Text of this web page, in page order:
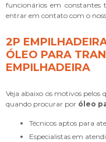
funcionários em constantes
entrar em contato com o
2P
ÓLEO PARA
EMPILHADEIRA
Veja abaixo os motivos pelos
quando procurar por óleo
técnicos aptos para
especialistas em